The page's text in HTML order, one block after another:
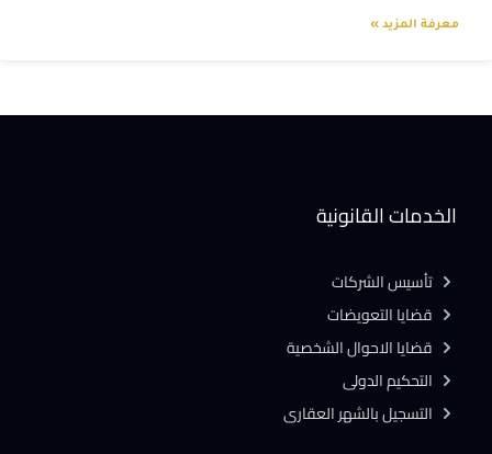
معرفة المزيد »
الخدمات القانونية
تأسيس الشركات
قضايا التعويضات
قضايا الاحوال الشخصية
التحكيم الدولى
التسجيل بالشهر العقارى